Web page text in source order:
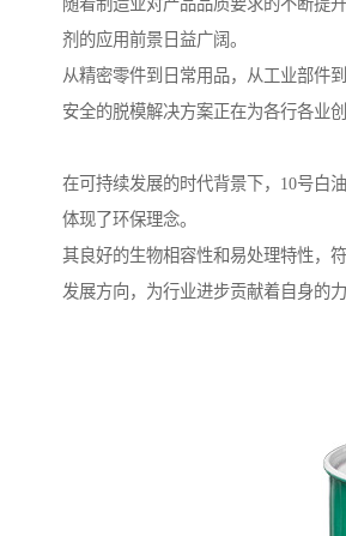
随着制造业对产品品质要求的不断提
剂的应用前景日益广阔。
从精密零件到日常用品，从工业部件
安全的脱模解决方案正在为各行各业创
在可持续发展的时代背景下，10号白
体现了环保理念。
其良好的生物相容性和易处理特性，
发展方向，为行业进步贡献着自身的力